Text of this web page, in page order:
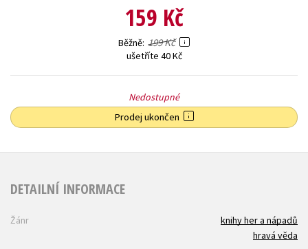
159 Kč
Běžně 199 Kč
ušetříte 40 Kč
Nedostupné
Prodej ukončen
DETAILNÍ INFORMACE
Žánr
knihy her a nápadů
hravá věda